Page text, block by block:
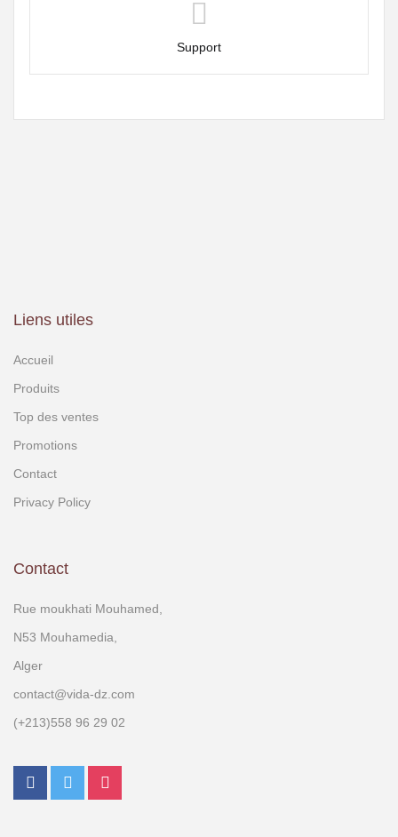
Support
Liens utiles
Accueil
Produits
Top des ventes
Promotions
Contact
Privacy Policy
Contact
Rue moukhati Mouhamed,
N53 Mouhamedia,
Alger
contact@vida-dz.com
(+213)558 96 29 02